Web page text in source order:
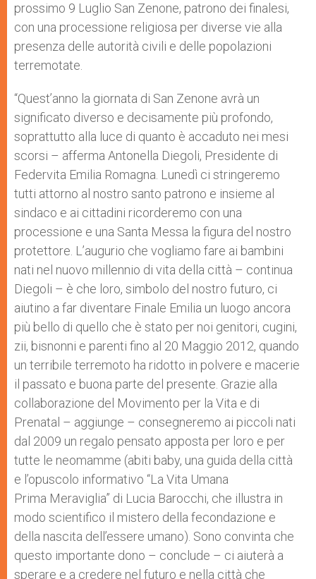
prossimo 9 Luglio San Zenone, patrono dei finalesi,
con una processione religiosa per diverse vie alla
presenza delle autorità civili e delle popolazioni
terremotate.
“Quest’anno la giornata di San Zenone avrà un
significato diverso e decisamente più profondo,
soprattutto alla luce di quanto è accaduto nei mesi
scorsi – afferma Antonella Diegoli, Presidente di
Federvita Emilia Romagna. Lunedì ci stringeremo
tutti attorno al nostro santo patrono e insieme al
sindaco e ai cittadini ricorderemo con una
processione e una Santa Messa la figura del nostro
protettore. L’augurio che vogliamo fare ai bambini
nati nel nuovo millennio di vita della città – continua
Diegoli – è che loro, simbolo del nostro futuro, ci
aiutino a far diventare Finale Emilia un luogo ancora
più bello di quello che è stato per noi genitori, cugini,
zii, bisnonni e parenti fino al 20 Maggio 2012, quando
un terribile terremoto ha ridotto in polvere e macerie
il passato e buona parte del presente. Grazie alla
collaborazione del Movimento per la Vita e di
Prenatal – aggiunge – consegneremo ai piccoli nati
dal 2009 un regalo pensato apposta per loro e per
tutte le neomamme (abiti baby, una guida della città
e l’opuscolo informativo “La Vita Umana
Prima Meraviglia” di Lucia Barocchi, che illustra in
modo scientifico il mistero della fecondazione e
della nascita dell’essere umano). Sono convinta che
questo importante dono – conclude – ci aiuterà a
sperare e a credere nel futuro e nella città che